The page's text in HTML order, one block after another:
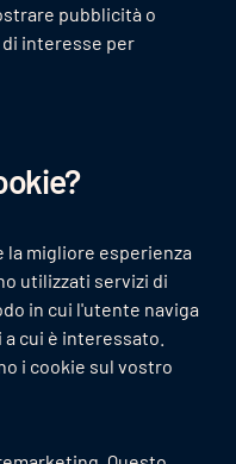
pubblicità o
interesse per
la migliore esperienza
utilizzati servizi di
in cui l'utente naviga
cui è interessato.
i cookie sul vostro